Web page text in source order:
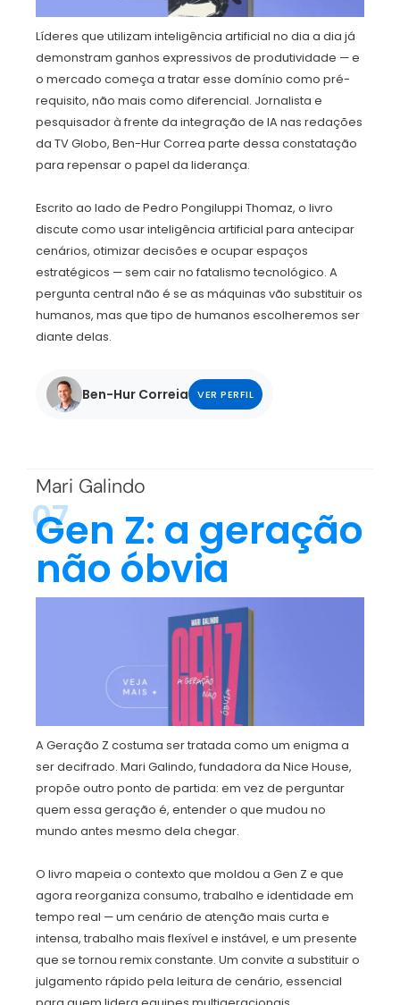
Líderes que utilizam inteligência artificial no dia a dia já
demonstram ganhos expressivos de produtividade — e
o mercado começa a tratar esse domínio como pré-
requisito, não mais como diferencial. Jornalista e
pesquisador à frente da integração de IA nas redações
da TV Globo, Ben-Hur Correa parte dessa constatação
para repensar o papel da liderança.
Escrito ao lado de Pedro Pongiluppi Thomaz, o livro
discute como usar inteligência artificial para antecipar
cenários, otimizar decisões e ocupar espaços
estratégicos — sem cair no fatalismo tecnológico. A
pergunta central não é se as máquinas vão substituir os
humanos, mas que tipo de humanos escolheremos ser
diante delas.
Ben-Hur Correia VER PERFIL
07
Mari Galindo
Gen Z: a geração
não óbvia
A Geração Z costuma ser tratada como um enigma a
ser decifrado. Mari Galindo, fundadora da Nice House,
propõe outro ponto de partida: em vez de perguntar
quem essa geração é, entender o que mudou no
mundo antes mesmo dela chegar.
O livro mapeia o contexto que moldou a Gen Z e que
agora reorganiza consumo, trabalho e identidade em
tempo real — um cenário de atenção mais curta e
intensa, trabalho mais flexível e instável, e um presente
que se tornou remix constante. Um convite a substituir o
julgamento rápido pela leitura de cenário, essencial